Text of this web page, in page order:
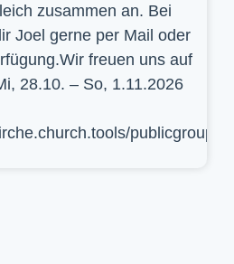
zusammen an. Bei
Joel gerne per Mail oder
freuen uns auf
28.10. – So, 1.11.2026
publicgroup/